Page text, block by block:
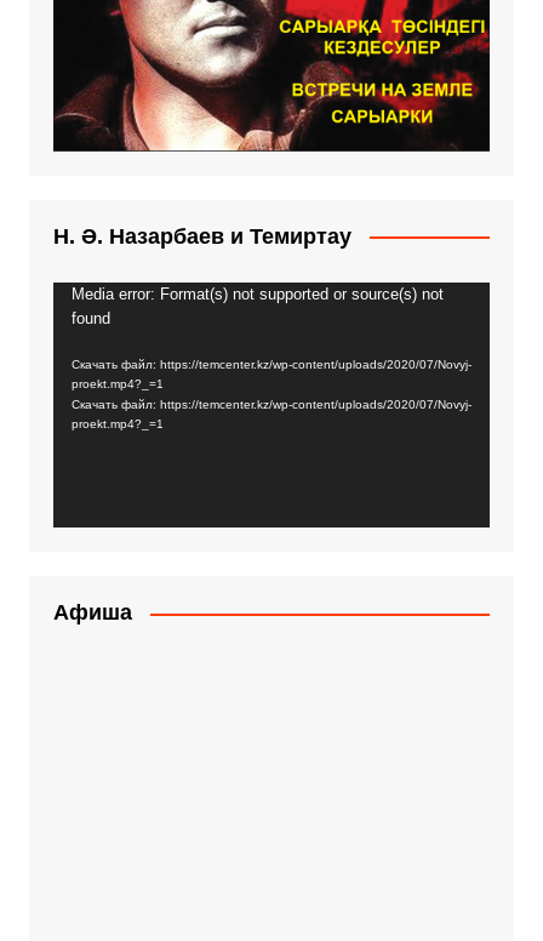
Н. Ә. Назарбаев и Темиртау
Видеоплеер
Media error: Format(s) not supported or source(s) not
found
Скачать файл: https://temcenter.kz/wp-content/uploads/2020/07/Novyj-
proekt.mp4?_=1
Скачать файл: https://temcenter.kz/wp-content/uploads/2020/07/Novyj-
proekt.mp4?_=1
Афиша